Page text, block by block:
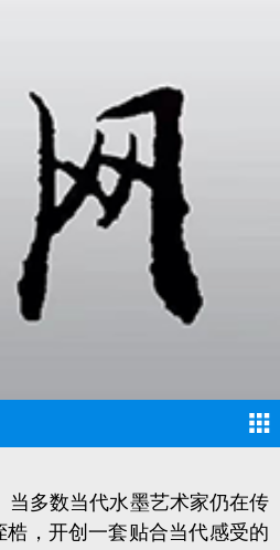
钧作为这场浪潮中最具标志
的真相，恰如他用彩墨在宣纸
多数当代水墨艺术家仍在传
，开创一套贴合当代感受的